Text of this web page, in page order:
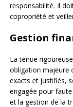
responsabilité. Il
copropriété et
Gestion
La tenue
obligation majeure
exacts et justifiés,
engagée pour
et la gestion de la